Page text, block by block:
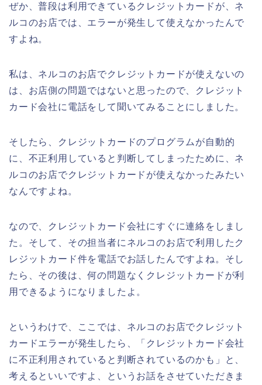
ぜか、普段は利用できているクレジットカードが、ネ
ルコのお店では、エラーが発生して使えなかったんで
すよね。
私は、ネルコのお店でクレジットカードが使えないの
は、お店側の問題ではないと思ったので、クレジット
カード会社に電話をして聞いてみることにしました。
そしたら、クレジットカードのプログラムが自動的
に、不正利用していると判断してしまったために、ネ
ルコのお店でクレジットカードが使えなかったみたい
なんですよね。
なので、クレジットカード会社にすぐに連絡をしまし
た。そして、その担当者にネルコのお店で利用したク
レジットカード件を電話でお話したんですよね。そし
たら、その後は、何の問題なくクレジットカードが利
用できるようになりましたよ。
というわけで、ここでは、ネルコのお店でクレジット
カードエラーが発生したら、「クレジットカード会社
に不正利用されていると判断されているのかも」と、
考えるといいですよ、というお話をさせていただきま